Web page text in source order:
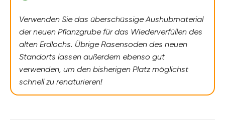
Verwenden Sie das überschüssige Aushubmaterial
der neuen Pflanzgrube für das Wiederverfüllen des
alten Erdlochs. Übrige Rasensoden des neuen
Standorts lassen außerdem ebenso gut
verwenden, um den bisherigen Platz möglichst
schnell zu renaturieren!